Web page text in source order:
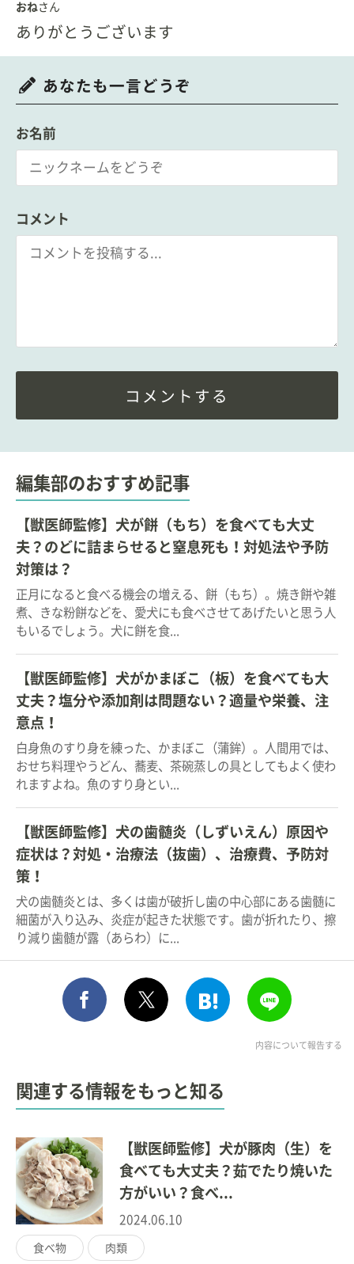
おねさん
ありがとうございます
あなたも一言どうぞ
お名前
コメント
コメントする
編集部のおすすめ記事
【獣医師監修】犬が餅（もち）を食べても大丈
夫？のどに詰まらせると窒息死も！対処法や予防
対策は？
正月になると食べる機会の増える、餅（もち）。焼き餅や雑
煮、きな粉餅などを、愛犬にも食べさせてあげたいと思う人
もいるでしょう。犬に餅を食...
【獣医師監修】犬がかまぼこ（板）を食べても大
丈夫？塩分や添加剤は問題ない？適量や栄養、注
意点！
白身魚のすり身を練った、かまぼこ（蒲鉾）。人間用では、
おせち料理やうどん、蕎麦、茶碗蒸しの具としてもよく使わ
れますよね。魚のすり身とい...
【獣医師監修】犬の歯髄炎（しずいえん）原因や
症状は？対処・治療法（抜歯）、治療費、予防対
策！
犬の歯髄炎とは、多くは歯が破折し歯の中心部にある歯髄に
細菌が入り込み、炎症が起きた状態です。歯が折れたり、擦
り減り歯髄が露（あらわ）に...
シェア このエントリーをはて
内容について報告する
関連する情報をもっと知る
【獣医師監修】犬が豚肉（生）を
食べても大丈夫？茹でたり焼いた
方がいい？食べ...
2024.06.10
食べ物 肉類